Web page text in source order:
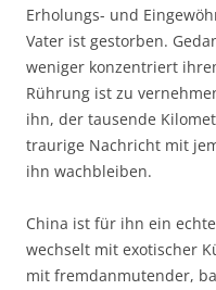
Erholungs- und
Vater ist gestorben.
weniger konzentriert
Rührung ist zu
ihn, der tausende
traurige Nachricht mit
ihn wachbleiben.
China ist für ihn ein
wechselt mit exotischer
mit fremdanmutender,